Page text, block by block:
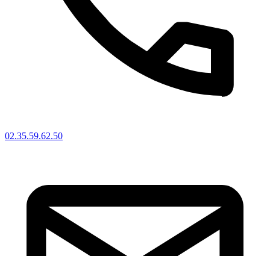
02.35.59.62.50